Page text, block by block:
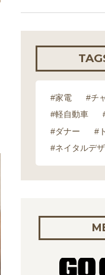
#家電 #チ
#軽自動車
#ダナー
#
#ネイタルデ